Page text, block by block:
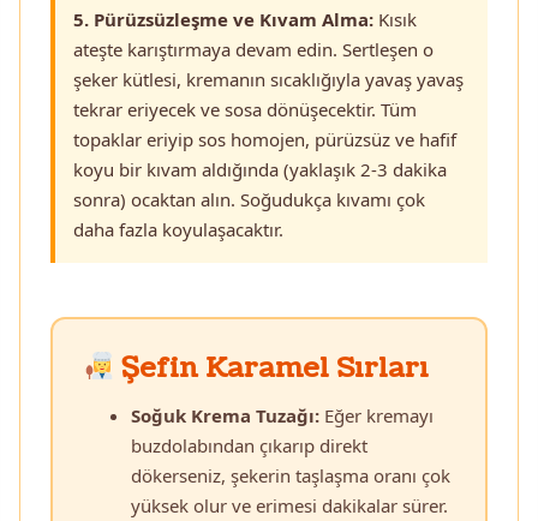
5. Pürüzsüzleşme ve Kıvam Alma: Kısık
ateşte karıştırmaya devam edin. Sertleşen o
şeker kütlesi, kremanın sıcaklığıyla yavaş yavaş
tekrar eriyecek ve sosa dönüşecektir. Tüm
topaklar eriyip sos homojen, pürüzsüz ve hafif
koyu bir kıvam aldığında (yaklaşık 2-3 dakika
sonra) ocaktan alın. Soğudukça kıvamı çok
daha fazla koyulaşacaktır.
Şefin Karamel Sırları
Soğuk Krema Tuzağı: Eğer kremayı
buzdolabından çıkarıp direkt
dökerseniz, şekerin taşlaşma oranı çok
yüksek olur ve erimesi dakikalar sürer.